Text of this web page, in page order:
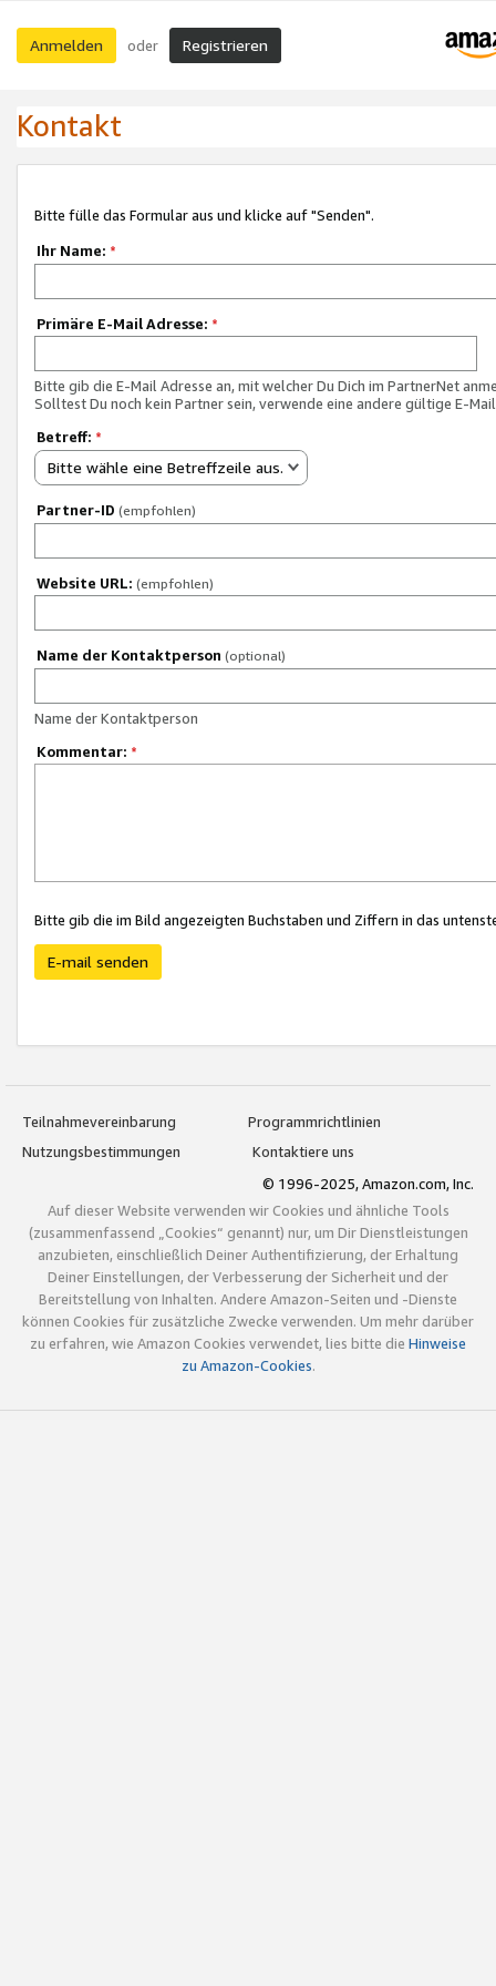
Anmelden oder Registrieren
Kontakt
Bitte fülle das Formular aus und klicke auf "Senden".
Ihr Name: *
Primäre E-Mail Adresse: *
Bitte gib die E-Mail Adresse an, mit welcher Du Dich im PartnerNet
Solltest Du noch kein Partner sein, verwende eine andere gültige E-
Betreff: *
Bitte wähle eine Betreffzeile aus.
Partner-ID (empfohlen)
Website URL: (empfohlen)
Name der Kontaktperson (optional)
Name der Kontaktperson
Kommentar: *
Bitte gib die im Bild angezeigten Buchstaben und Ziffern in das
E-mail senden
Teilnahmevereinbarung
Programmrichtlinien
Nutzungsbestimmungen
Kontaktiere uns
© 1996-2025, Amazon.com, Inc.
Auf dieser Website verwenden wir Cookies und ähnliche Tools
(zusammenfassend „Cookies“ genannt) nur, um Dir Dienstleistungen
anzubieten, einschließlich Deiner Authentifizierung, der Erhaltung
Deiner Einstellungen, der Verbesserung der Sicherheit und der
Bereitstellung von Inhalten. Andere Amazon-Seiten und -Dienste
können Cookies für zusätzliche Zwecke verwenden. Um mehr darüber
zu erfahren, wie Amazon Cookies verwendet, lies bitte die Hinweise
zu Amazon-Cookies.